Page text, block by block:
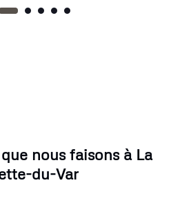
nous faisons à La
du-Var